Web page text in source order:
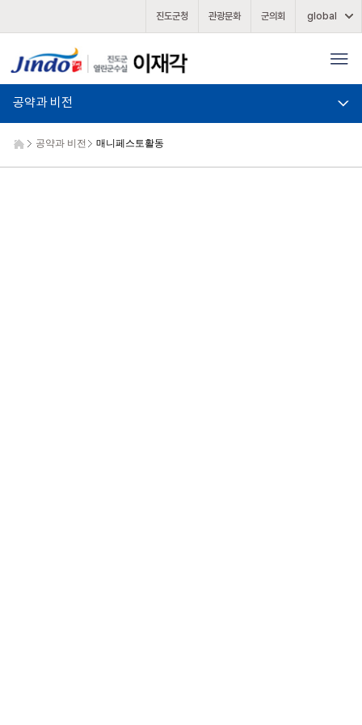
진도군청 관광문화 군의회 global
공약과 비전
공약과 비전 매니페스토활동